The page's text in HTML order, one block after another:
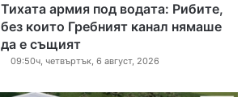
Тихата армия под водата: Рибите,
без които Гребният канал нямаше
да е същият
09:50ч, четвъртък, 6 август, 2026